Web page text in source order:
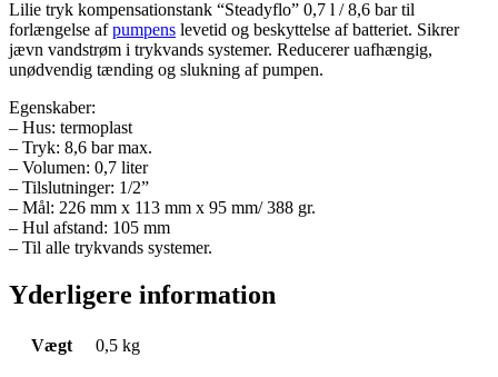
Lilie tryk kompensationstank “Steadyflo” 0,7 l / 8,6 bar til
forlængelse afpumpens levetid og beskyttelse af batteriet. Sikrer
jævn vandstrøm i trykvands systemer. Reducerer uafhængig,
unødvendig tænding og slukning af pumpen.
Egenskaber:
– Hus: termoplast
– Tryk: 8,6 bar max.
– Volumen: 0,7 liter
– Tilslutninger: 1/2”
– Mål: 226 mm x 113 mm x 95 mm/ 388 gr.
– Hul afstand: 105 mm
– Til alle trykvands systemer.
Yderligere information
Vægt 0,5 kg